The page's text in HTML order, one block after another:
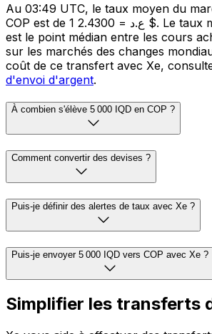
Au 03:49 UTC, le taux moyen du
COP est de 1 ع.د = 2.4300 $. Le taux moyen du marché
est le point médian entre les cours
sur les marchés des changes
coût de ce transfert avec Xe,
d'envoi d'argent.
À combien s'élève 5 000 IQD en COP ?
Comment convertir des devises ?
Puis-je définir des alertes de taux avec Xe ?
Puis-je envoyer 5 000 IQD vers COP avec Xe ?
Simplifier les transferts